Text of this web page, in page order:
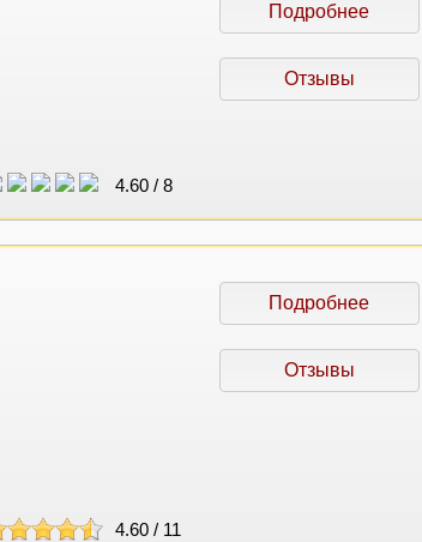
4.60/ 8
Подробнее
Отзывы
4.60/ 11
Подробнее
Отзывы